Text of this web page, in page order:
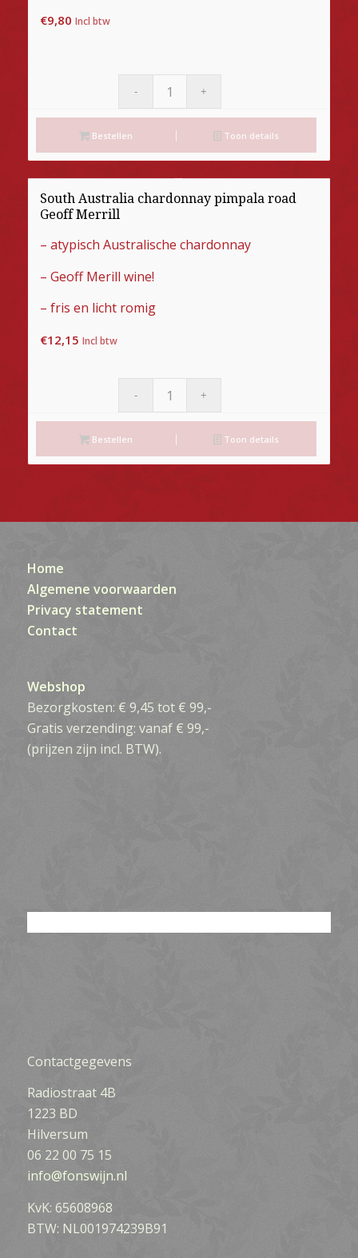
€9,80 Incl btw
Bestellen Toon details
South Australia chardonnay pimpala road
Geoff Merrill
– atypisch Australische chardonnay
– Geoff Merill wine!
– fris en licht romig
€12,15 Incl btw
Bestellen Toon details
Home
Algemene voorwaarden
Privacy statement
Contact
Webshop
Bezorgkosten: € 9,45 tot € 99,-
Gratis verzending: vanaf € 99,-
(prijzen zijn incl. BTW).
Contactgegevens
Radiostraat 4B
1223 BD
Hilversum
06 22 00 75 15
info@fonswijn.nl
KvK: 65608968
BTW: NL001974239B91